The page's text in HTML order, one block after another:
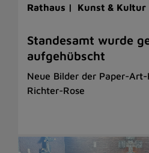
Rathaus | Kunst & Kultur
Standesamt wurde
aufgehübscht
Neue Bilder der Paper-
Richter-Rose